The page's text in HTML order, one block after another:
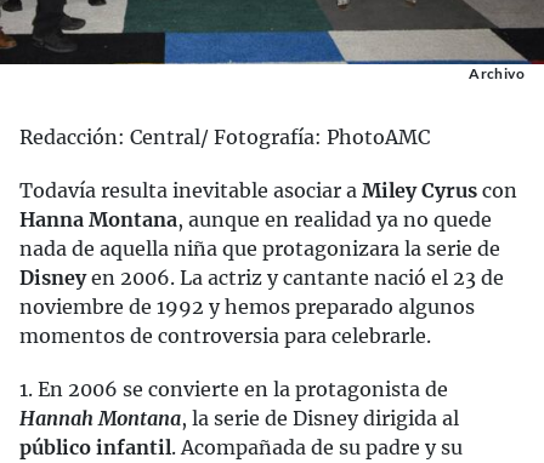
Archivo
Redacción: Central/ Fotografía: PhotoAMC
Todavía resulta inevitable asociar a Miley Cyrus con
Hanna Montana, aunque en realidad ya no quede
nada de aquella niña que protagonizara la serie de
Disneyen 2006. La actriz y cantante nació el 23 de
noviembre de 1992 y hemos preparado algunos
momentos de controversia para celebrarle.
1. En 2006 se convierte en la protagonista de
Hannah Montana, la serie de Disney dirigida al
público infantil. Acompañada de su padre y su